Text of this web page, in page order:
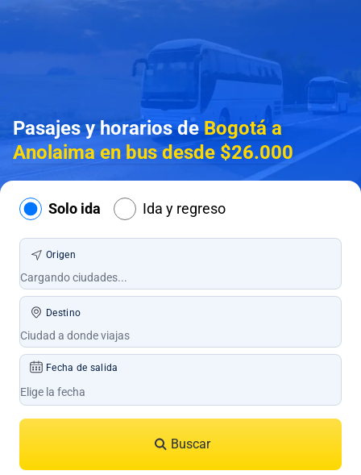
Pasajes y horarios deBogotá a
Anolaima en bus desde $26.000
Solo ida Ida y regreso
Origen
Destino
Fecha de salida
Buscar